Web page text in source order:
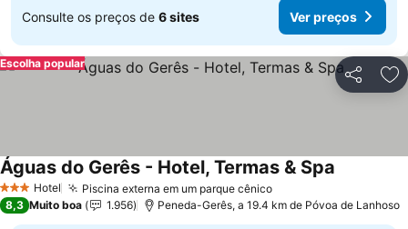
Consulte os preços de 6 sites Ver preços
Partilhar
Escolha popular
3 EstrelasHotel Piscina externa em um parque cênicoVer preços
Águas do Gerês - Hotel, Termas & Spa
8,3 Muito boa 1.956 Peneda-Gerês, a 19.4 km de Póvoa de Lanhoso